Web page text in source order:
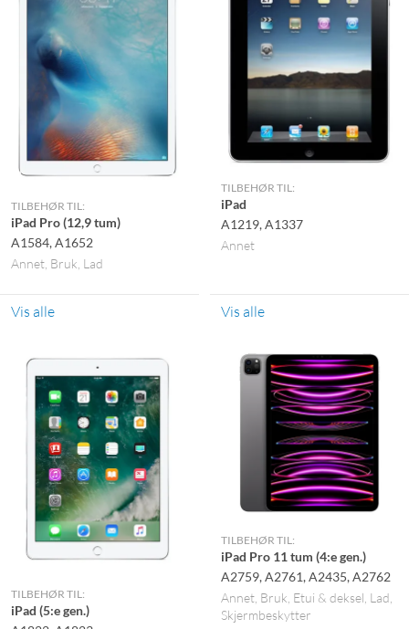
TILBEHØR TIL:
iPad Pro (12,9 tum)
A1584, A1652
Annet Bruk Lad
Vis alle
TILBEHØR TIL:
iPad
A1219, A1337
Annet
Vis alle
TILBEHØR TIL:
iPad (5:e gen.)
TILBEHØR TIL:
iPad Pro 11 tum (4:e gen.)
A2759, A2761, A2435, A2762
Annet Bruk Etui & deksel Lad
Skjermbeskytter